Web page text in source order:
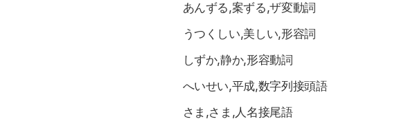
あんずる,案ずる,ザ変動詞
うつくしい,美しい,形容詞
しずか,静か,形容動詞
へいせい,平成,数字列接頭語
さま,さま,人名接尾語